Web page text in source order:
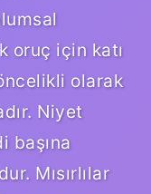
oruç için katı
olarak
Niyet
başına
Mısırlılar